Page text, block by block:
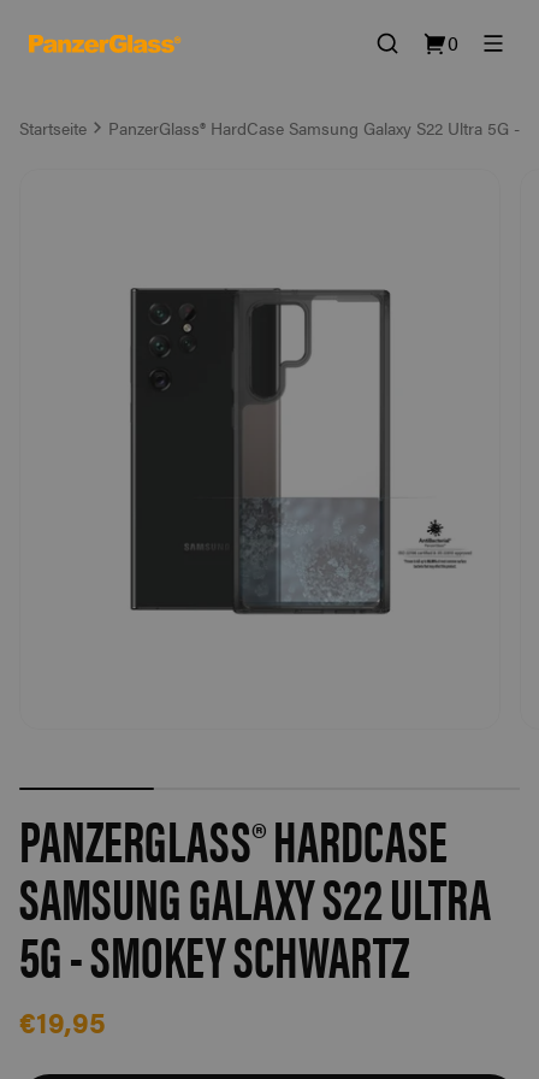
0
Startseite PanzerGlass® HardCase Samsung Galaxy S22 Ultra 5G -
PANZERGLASS® HARDCASE
SAMSUNG GALAXY S22 ULTRA
5G - SMOKEY SCHWARTZ
€19,95